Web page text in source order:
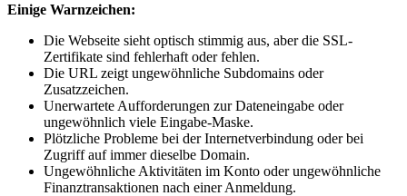
Einige Warnzeichen:
Die Webseite sieht optisch stimmig aus, aber die SSL-
Zertifikate sind fehlerhaft oder fehlen.
Die URL zeigt ungewöhnliche Subdomains oder
Zusatzzeichen.
Unerwartete Aufforderungen zur Dateneingabe oder
ungewöhnlich viele Eingabe-Maske.
Plötzliche Probleme bei der Internetverbindung oder bei
Zugriff auf immer dieselbe Domain.
Ungewöhnliche Aktivitäten im Konto oder ungewöhnliche
Finanztransaktionen nach einer Anmeldung.